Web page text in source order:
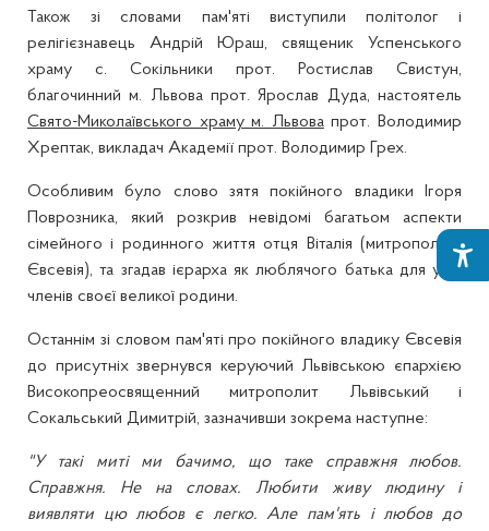
Також зі словами пам'яті виступили політолог і
релігієзнавець Андрій Юраш, священик Успенського
храму с. Сокільники прот. Ростислав Свистун,
благочинний м. Львова прот. Ярослав Дуда, настоятель
Свято-Миколаївського храму м. Львовапрот. Володимир
Хрептак, викладач Академії прот. Володимир Грех.
Особливим було слово зятя покійного владики Ігоря
Поврозника, який розкрив невідомі багатьом аспекти
сімейного і родинного життя отця Віталія (митрополита
Євсевія), та згадав ієрарха як люблячого батька для усіх
членів своєї великої родини.
Останнім зі словом пам'яті про покійного владику Євсевія
до присутніх звернувся керуючий Львівською єпархією
Високопреосвященний митрополит Львівський і
Сокальський Димитрій, зазначивши зокрема наступне:
"У такі миті ми бачимо, що таке справжня любов.
Справжня. Не на словах. Любити живу людину і
виявляти цю любов є легко. Але пам'ять і любов до